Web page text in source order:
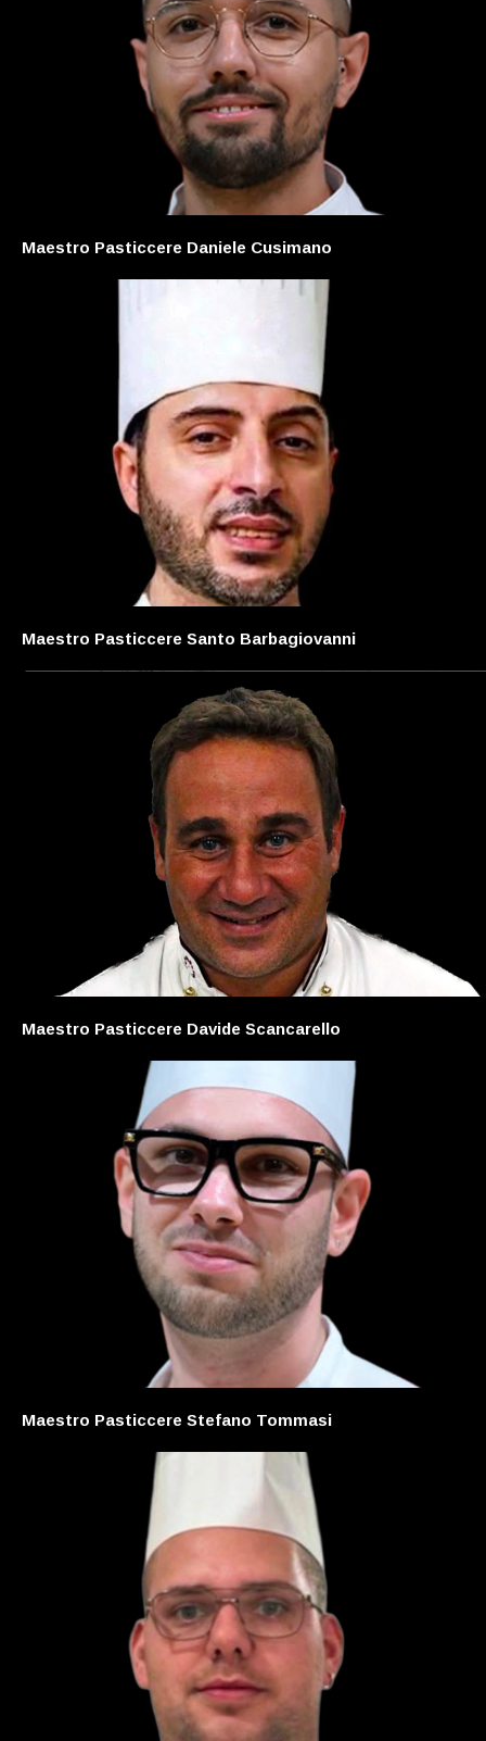
Maestro Pasticcere Daniele Cusimano
Maestro Pasticcere Santo Barbagiovanni
Maestro Pasticcere Davide Scancarello
Maestro Pasticcere Stefano Tommasi